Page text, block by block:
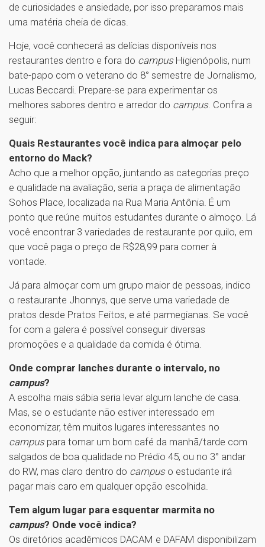
de curiosidades e ansiedade, por isso preparamos mais
uma matéria cheia de dicas.
Hoje, você conhecerá as delícias disponíveis nos
restaurantes dentro e fora do campus Higienópolis, num
bate-papo com o veterano do 8° semestre de Jornalismo,
Lucas Beccardi. Prepare-se para experimentar os
melhores sabores dentro e arredor do campus . Confira a
seguir:
Quais Restaurantes você indica para almoçar pelo
entorno do Mack?
Acho que a melhor opção, juntando as categorias preço
e qualidade na avaliação, seria a praça de alimentação
Sohos Place, localizada na Rua Maria Antônia. É um
ponto que reúne muitos estudantes durante o almoço. Lá
você encontrar 3 variedades de restaurante por quilo, em
que você paga o preço de R$28,99 para comer à
vontade.
Já para almoçar com um grupo maior de pessoas, indico
o restaurante Jhonnys, que serve uma variedade de
pratos desde Pratos Feitos, e até parmegianas. Se você
for com a galera é possível conseguir diversas
promoções e a qualidade da comida é ótima.
Onde comprar lanches durante o intervalo, no
campus?
A escolha mais sábia seria levar algum lanche de casa.
Mas, se o estudante não estiver interessado em
economizar, têm muitos lugares interessantes no
campus para tomar um bom café da manhã/tarde com
salgados de boa qualidade no Prédio 45, ou no 3° andar
do RW, mas claro dentro do campus o estudante irá
pagar mais caro em qualquer opção escolhida.
Tem algum lugar para esquentar marmita no
campus? Onde você indica?
Os diretórios acadêmicos DACAM e DAFAM disponibilizam